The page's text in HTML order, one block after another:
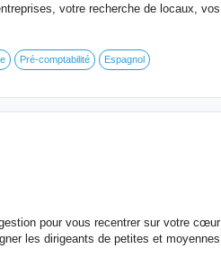
votre recherche de locaux, vos
Pré-comptabilité Espagnol
pour vous recentrer sur votre cœur
les dirigeants de petites et moyennes